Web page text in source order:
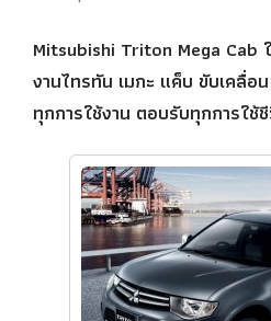
Mitsubishi Triton Mega Cab
งานไทรทัน เมกะ แค็บ ขับเคลื่
ทุกการใช้งาน ตอบรับทุกการใช้